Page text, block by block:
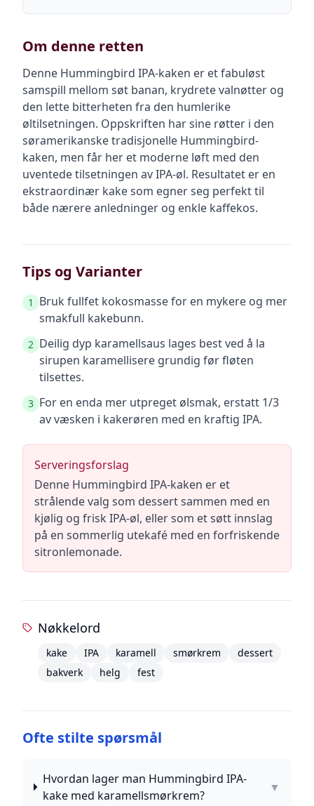
Om denne retten
Denne Hummingbird IPA-kaken er et fabuløst
samspill mellom søt banan, krydrete valnøtter og
den lette bitterheten fra den humlerike
øltilsetningen. Oppskriften har sine røtter i den
søramerikanske tradisjonelle Hummingbird-
kaken, men får her et moderne løft med den
uventede tilsetningen av IPA-øl. Resultatet er en
ekstraordinær kake som egner seg perfekt til
både nærere anledninger og enkle kaffekos.
Tips og Varianter
1
Bruk fullfet kokosmasse for en mykere og mer
smakfull kakebunn.
2 Deilig dyp karamellsaus lages best ved å la
sirupen karamellisere grundig før fløten
tilsettes.
3 For en enda mer utpreget ølsmak, erstatt 1/3
av væsken i kakerøren med en kraftig IPA.
Serveringsforslag
Denne Hummingbird IPA-kaken er et
strålende valg som dessert sammen med en
kjølig og frisk IPA-øl, eller som et søtt innslag
på en sommerlig utekafé med en forfriskende
sitronlemonade.
Nøkkelord
kake IPA karamell smørkrem
dessert
bakverk
helg fest
Ofte stilte spørsmål
Hvordan lager man Hummingbird IPA-
kake med karamellsmørkrem?
▼